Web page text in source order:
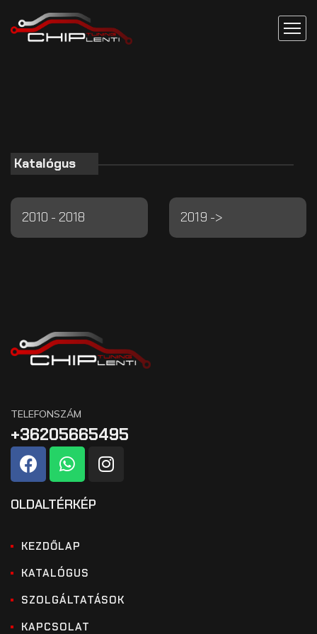
Katalógus
2010 - 2018 2019 ->
TELEFONSZÁM
+36205665495
OLDALTÉRKÉP
KEZDŐLAP
KATALÓGUS
SZOLGÁLTATÁSOK
KAPCSOLAT